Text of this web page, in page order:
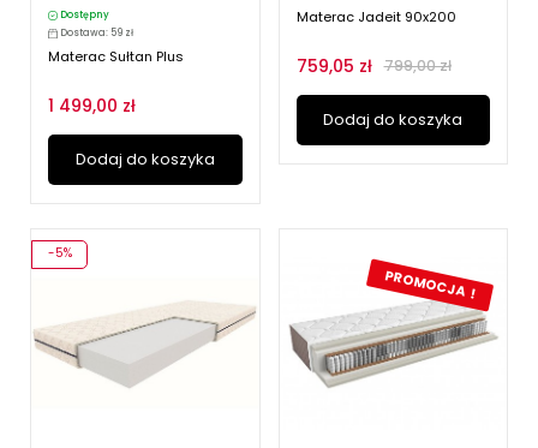
Dostępny
Dostawa: 59 zł
Materac Sułtan Plus
1 499,00 zł
Dodaj do koszyka
Materac Jadeit 90x200
759,05 zł 799,00 zł
Dodaj do koszyka
-5%
PROMOCJA !